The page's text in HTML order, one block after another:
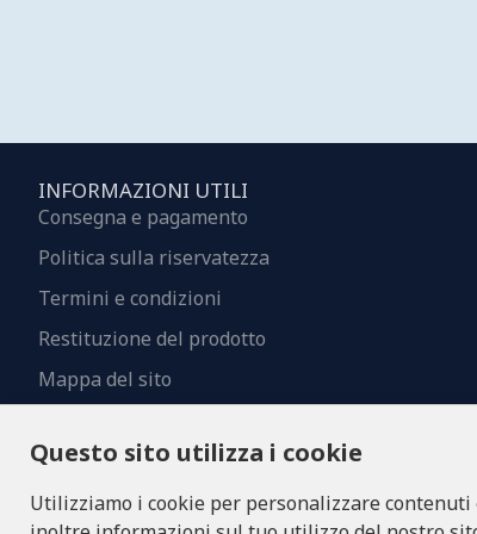
INFORMAZIONI UTILI
Consegna e pagamento
Politica sulla riservatezza
Termini e condizioni
Restituzione del prodotto
Mappa del sito
Questo sito utilizza i cookie
Utilizziamo i cookie per personalizzare